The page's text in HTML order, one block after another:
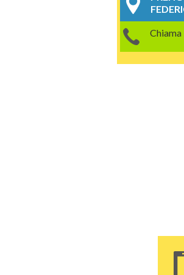
Chiama